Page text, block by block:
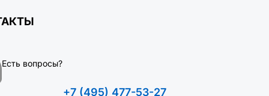
Есть вопросы?
+7 (495) 477-53-27